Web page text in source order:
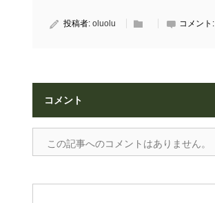
投稿者: oluolu コメント:
コメント
この記事へのコメントはありません。